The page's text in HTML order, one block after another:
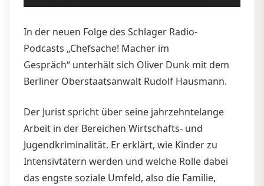
Player
In der neuen Folge des Schlager Radio-
Podcasts „Chefsache! Macher im
Gespräch“ unterhält sich Oliver Dunk mit dem
Berliner Oberstaatsanwalt Rudolf Hausmann.
Der Jurist spricht über seine jahrzehntelange
Arbeit in der Bereichen Wirtschafts- und
Jugendkriminalität. Er erklärt, wie Kinder zu
Intensivtätern werden und welche Rolle dabei
das engste soziale Umfeld, also die Familie,